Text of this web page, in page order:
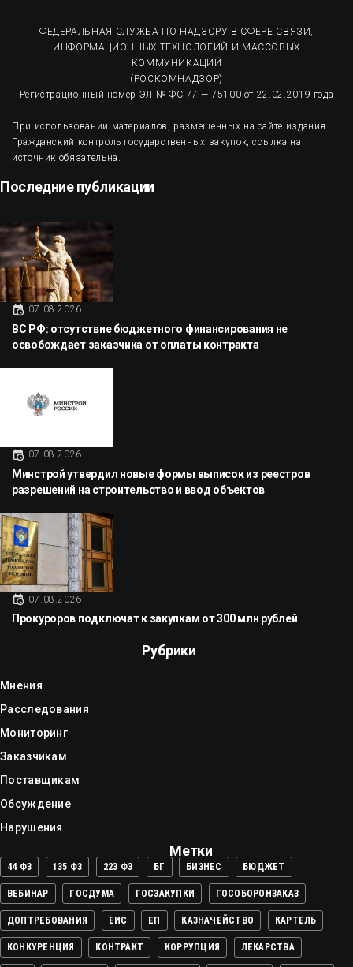
ФЕДЕРАЛЬНАЯ СЛУЖБА ПО НАДЗОРУ В СФЕРЕ СВЯЗИ,
ИНФОРМАЦИОННЫХ ТЕХНОЛОГИЙ И МАССОВЫХ
КОММУНИКАЦИЙ
(РОСКОМНАДЗОР)
Регистрационный номер ЭЛ № ФС 77 — 75100 от 22.02.2019 года
При использовании материалов, размещенных на сайте издания
Гражданский контроль государственных закупок, ссылка на
источник обязательна.
Последние публикации
07.08.2026
ВС РФ: отсутствие бюджетного финансирования не
освобождает заказчика от оплаты контракта
07.08.2026
Минстрой утвердил новые формы выписок из реестров
разрешений на строительство и ввод объектов
07.08.2026
Прокуроров подключат к закупкам от 300 млн рублей
Рубрики
Мнения
Расследования
Мониторинг
Заказчикам
Поставщикам
Обсуждение
Нарушения
Метки
44 ФЗ 135 ФЗ 223 ФЗ БГ БИЗНЕС БЮДЖЕТ
ВЕБИНАР ГОСДУМА ГОСЗАКУПКИ ГОСОБОРОНЗАКАЗ
ДОПТРЕБОВАНИЯ ЕИС ЕП КАЗНАЧЕЙСТВО КАРТЕЛЬ
КОНКУРЕНЦИЯ КОНТРАКТ КОРРУПЦИЯ ЛЕКАРСТВА